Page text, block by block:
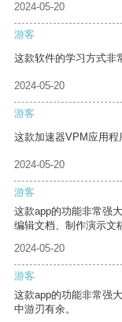
2024-05-20
游客
这款软件的学习方式非
2024-05-20
游客
这款加速器VPM应用程
2024-05-20
游客
这款app的功能非常强
编辑文档、制作演示文
2024-05-20
游客
这款app的功能非常强
中游刃有余。